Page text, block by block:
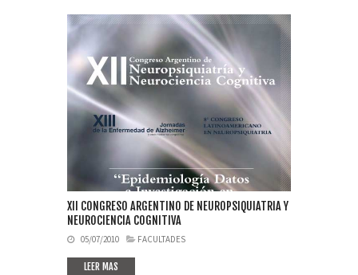
XII CONGRESO ARGENTINO DE NEUROPSIQUIATRIA Y
NEUROCIENCIA COGNITIVA
05/07/2010 FACULTADES
LEER MAS